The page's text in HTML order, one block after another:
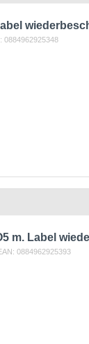
0884962925348
m. Label
0884962925393